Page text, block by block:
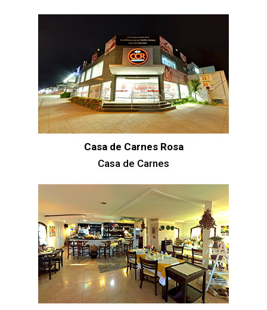
Casa de Carnes Rosa
Casa de Carnes